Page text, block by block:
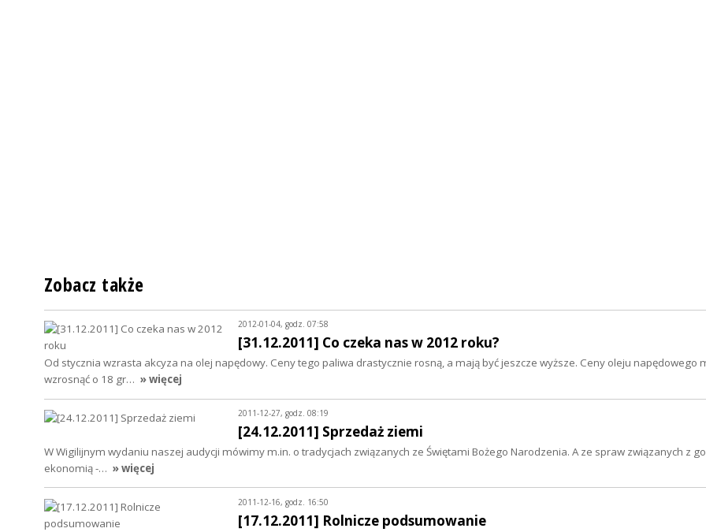
Zobacz także
2012-01-04, godz. 07:58
[31.12.2011] Co czeka nas w 2012 roku?
Od stycznia wzrasta akcyza na olej napędowy. Ceny tego paliwa drastycznie rosną, a mają być jeszcze wyższe. Ceny oleju napędowego
wzrosnąć o 18 gr… » więcej
2011-12-27, godz. 08:19
[24.12.2011] Sprzedaż ziemi
W Wigilijnym wydaniu naszej audycji mówimy m.in. o tradycjach związanych ze Świętami Bożego Narodzenia. A ze spraw związanych z
ekonomią -… » więcej
2011-12-16, godz. 16:50
[17.12.2011] Rolnicze podsumowanie